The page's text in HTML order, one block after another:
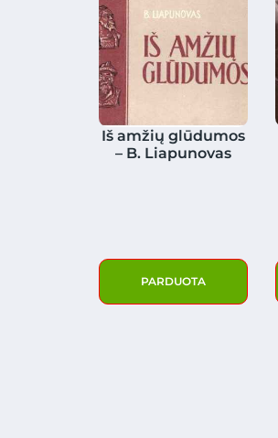
Iš amžių glūdumos
– B. Liapunovas
PARDUOTA